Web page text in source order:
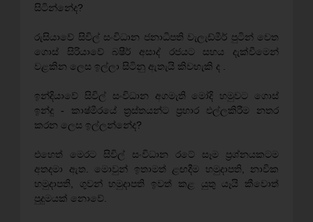
සිටින්නේද?
රුසියාවේ සිවිල් සංවිධාන ජනාධිපති වැලැඩ්මීර් පුටින් වෙත
ගොස්‌ සිරියාවේ බෂීර් අසාද් රජයට සහය දැක්‌වීමෙන්
වළකින ලෙස ඉල්ලා සිටිනු ඇතැයි කිවහැකි ද .
ඉන්දියාවේ සිවිල් සංවිධාන අගමැති මෝදි හමුවට ගොස්‌
ඉන්දු - කාෂ්මීරයේ ත්‍රස්‌තයන්ට ප්‍රහාර එල්ලකිරීම නතර
කරන ලෙස ඉල්ලන්නේද?
එහෙත් මෙරට සිවිල් සංවිධාන රටේ සෑම ප්‍රශ්නයකටම
අතදමා ඇත. මොවුන් ඉතාමත් ළඟදීම හමුදාපති, නාවික
හමුදාපති, ගුවන් හමුදාපති ඉවත් කළ යුතු යෑයි කීවොත්
පුදුමයක්‌ නොවේ.